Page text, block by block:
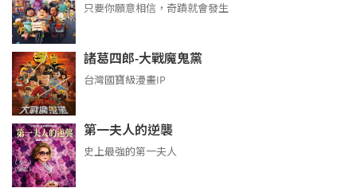
只要你願意相信，奇蹟就會發生
諸葛四郎-大戰魔鬼黨
台灣國寶級漫畫IP
第一夫人的逆襲
史上最強的第一夫人